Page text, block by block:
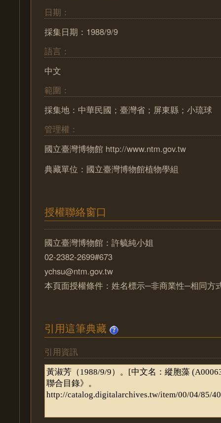
日期：
採集日期：1988/9/9
語言：
中文
範圍：
採集地：中華民國；臺灣省；屏東縣；小琉球
管理權：
國立臺灣博物館 http://www.ntm.gov.tw
典藏單位：國立臺灣博物館植物學組
授權聯絡窗口
國立臺灣博物館：許毓純小姐
02-2382-2699#673
ychsu@ntm.gov.tw
本頁面授權條件：姓名標示─非商業性─相同方
引用這筆典藏
引用資訊